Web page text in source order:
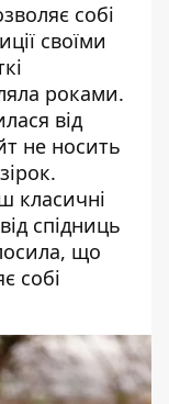
собі
своїми
роками.
від
не носить
класичні
спідниць
що
собі